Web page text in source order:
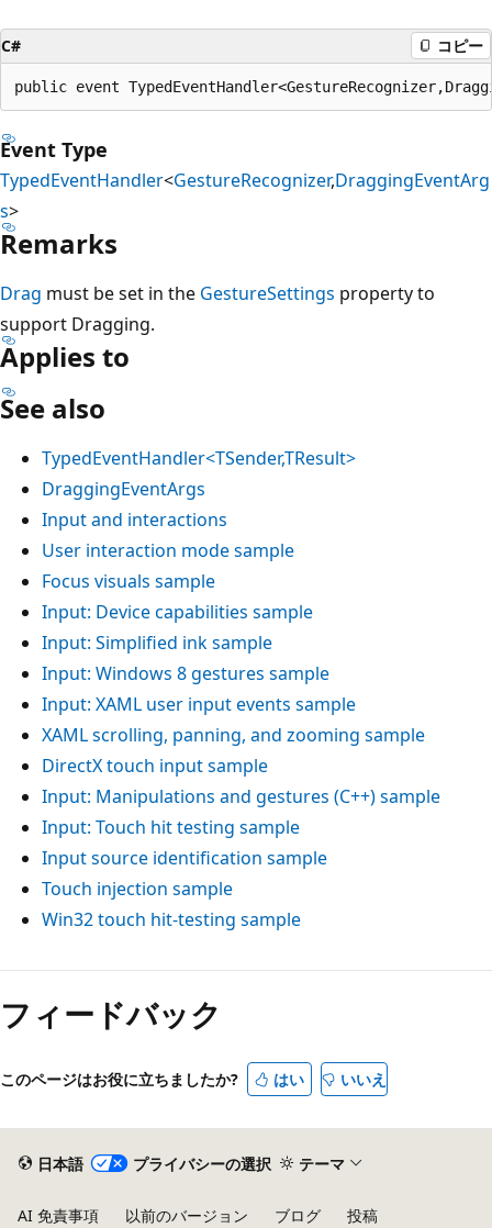
C# コピー
public event
Event Type
TypedEventHandler<GestureRecognizer,DraggingEventArg
s>
Remarks
Drag must be set in the GestureSettings property to
support Dragging.
Applies to
See also
TypedEventHandler<TSender,TResult>
DraggingEventArgs
Input and interactions
User interaction mode sample
Focus visuals sample
Input: Device capabilities sample
Input: Simplified ink sample
Input: Windows 8 gestures sample
Input: XAML user input events sample
XAML scrolling, panning, and zooming sample
DirectX touch input sample
Input: Manipulations and gestures (C++) sample
Input: Touch hit testing sample
Input source identification sample
Touch injection sample
Win32 touch hit-testing sample
フィードバック
このページはお役に立ちましたか? はい いいえ
日本語 プライバシーの選択 テーマ
AI 免責事項 以前のバージョン ブログ 投稿